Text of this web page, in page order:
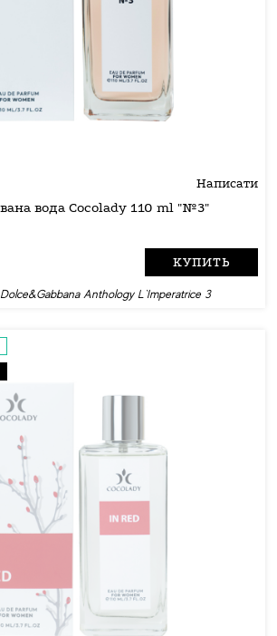
Написати
Парфумована вода Cocolady 110 ml "№3"
КУПИТЬ
Dolce&Gabbana Anthology L`Imperatrice 3